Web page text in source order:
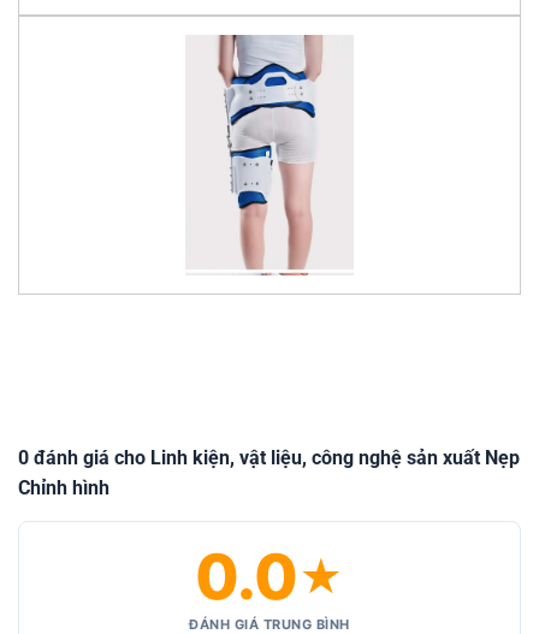
0 đánh giá cho Linh kiện, vật liệu, công nghệ sản xuất Nẹp
Chỉnh hình
0.0★
ĐÁNH GIÁ TRUNG BÌNH